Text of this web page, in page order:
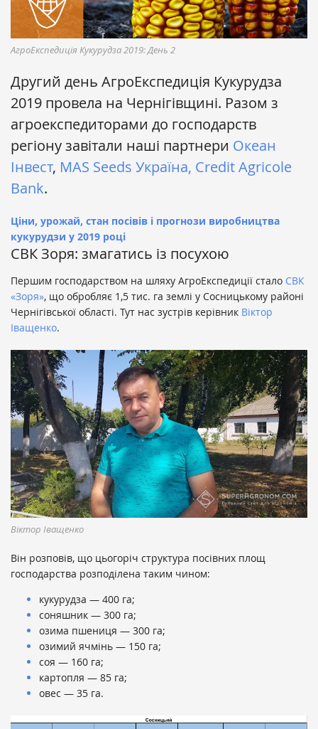
АгроЕкспедиція Кукурудза 2019: День 2
Другий день АгроЕкспедиція Кукурудза
2019 провела на Чернігівщині. Разом з
агроекспедиторами до господарств
регіону завітали наші партнери Океан
Інвест, MAS Seeds Україна, Credit Agricole
Bank.
Ціни, урожай, стан посівів і прогнози виробництва
кукурудзи у 2019 році
СВК Зоря: змагатись із посухою
Першим господарством на шляху АгроЕкспедиції стало СВК
«Зоря», що обробляє 1,5 тис. га землі у Сосницькому районі
Чернігівської області. Тут нас зустрів керівник Віктор
Іващенко.
Віктор Іващенко
Він розповів, що цьогоріч структура посівних площ
господарства розподілена таким чином:
кукурудза — 400 га;
соняшник — 300 га;
озима пшениця — 300 га;
озимий ячмінь — 150 га;
соя — 160 га;
картопля — 85 га;
овес — 35 га.